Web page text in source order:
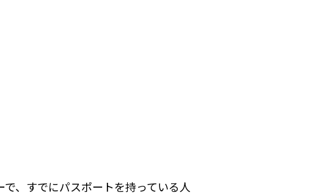
、すでにパスポートを持っている人